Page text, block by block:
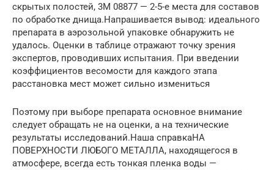
скрытых полостей, 3М 08877 — 2-5-е места для составов
по обработке днища.Напрашивается вывод: идеального
препарата в аэрозольной упаковке обнаружить не
удалось. Оценки в таблице отражают точку зрения
экспертов, проводивших испытания. При введении
коэффициентов весомости для каждого этапа
расстановка мест может сильно измениться
Поэтому при выборе препарата основное внимание
следует обращать не на оценки, а на технические
результаты исследований.Наша справкаНА
ПОВЕРХНОСТИ ЛЮБОГО МЕТАЛЛА, находящегося в
атмосфере, всегда есть тонкая пленка воды —